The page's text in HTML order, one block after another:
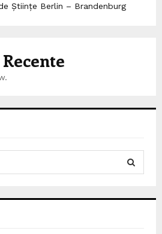
Științe Berlin – Brandenburg